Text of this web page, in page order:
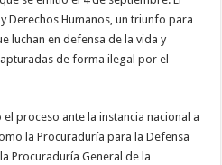
Derechos Humanos, un triunfo para
luchan en defensa de la vida y
de forma ilegal por el
proceso ante la instancia nacional a
la Procuraduría para la Defensa
Procuraduría General de la